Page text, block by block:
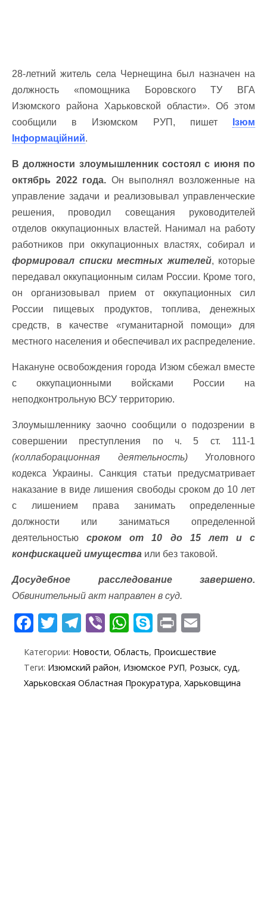
28-летний житель села Чернещина был назначен на
должность «помощника Боровского ТУ ВГА
Изюмского района Харьковской области». Об этом
сообщили в Изюмском РУП, пишет
Ізюм
Інформаційний.
В должности злоумышленник состоял с июня по
октябрь 2022 года. Он выполнял возложенные на
управление задачи и реализовывал управленческие
решения, проводил совещания руководителей
отделов оккупационных властей. Нанимал на работу
работников при оккупационных властях, собирал и
формировал списки местных жителей, которые
передавал оккупационным силам России. Кроме того,
он организовывал прием от оккупационных сил
России пищевых продуктов, топлива, денежных
средств, в качестве «гуманитарной помощи» для
местного населения и обеспечивал их распределение.
Накануне освобождения города Изюм сбежал вместе
с оккупационными войсками России на
неподконтрольную ВСУ территорию.
Злоумышленнику заочно сообщили о подозрении в
совершении преступления по ч. 5 ст. 111-1
(коллаборационная деятельность)Уголовного
кодекса Украины. Санкция статьи предусматривает
наказание в виде лишения свободы сроком до 10 лет
с лишением права занимать определенные
должности или заниматься определенной
деятельностьюсроком от 10 до 15 лет и с
конфискацией имущества или без таковой.
Досудебное расследование завершено.
Обвинительный акт направлен в суд.
F
e
b
T
itt
er
T
e
gr
Vi
er
W
at
s
S
y
p
Pr
t ai
l
Категории: Новости, Область, Происшествие
Теги: Изюмский район, Изюмское РУП, Розыск, суд,
Харьковская Областная Прокуратура, Харьковщина